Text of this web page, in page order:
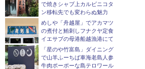
で焼きシャブ上カルビニコタ
ン移転先でも変わらぬ魅力
めしや「舟越屋」でアカマツ
の煮付と鮪刺しフナクヤ定食
イエサブの母港船越漁港にて
「星のや竹富島」ダイニング
で山羊ふーちば車海老島人参
牛肉ポーポーな島テロワール